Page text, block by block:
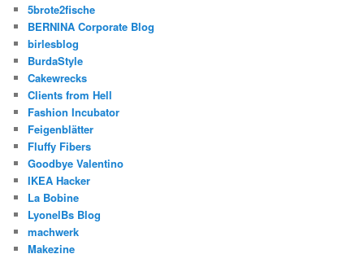
5brote2fische
BERNINA Corporate Blog
birlesblog
BurdaStyle
Cakewrecks
Clients from Hell
Fashion Incubator
Feigenblätter
Fluffy Fibers
Goodbye Valentino
IKEA Hacker
La Bobine
LyonelBs Blog
machwerk
Makezine